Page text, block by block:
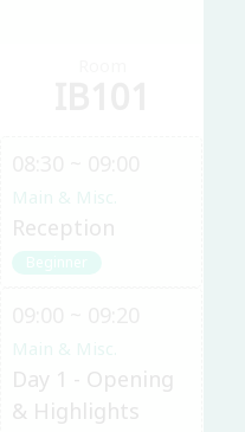
Main & Misc.
Reception
Beginner
Main & Misc.
Day 1 - Opening
& Highlights